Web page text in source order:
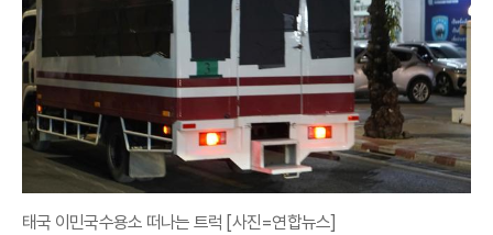
태국 이민국수용소 떠나는 트럭 [사진=연합뉴스]